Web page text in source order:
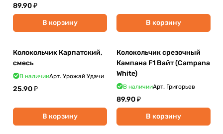
89.90 ₽
В корзину В корзину
Колокольчик Карпатский,
смесь
В наличииАрт. Урожай Удачи
25.90 ₽
В корзину
Колокольчик срезочный
Кампана F1 Вайт (Campana
White)
В наличииАрт. Григорьев
89.90 ₽
В корзину